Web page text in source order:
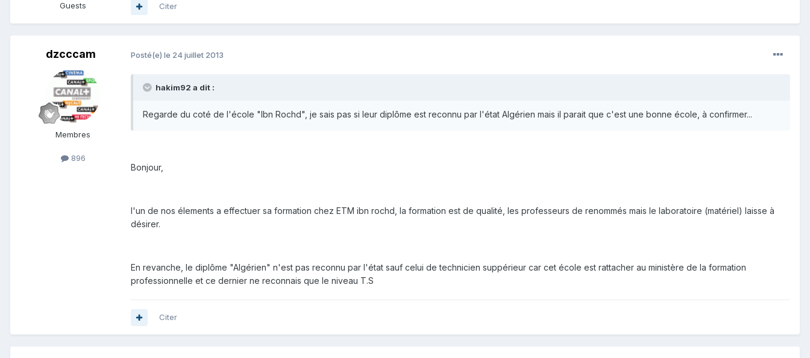
Guests Citer
dzcccam
Membres
896
Posté(e) le 24 juillet 2013
hakim92 a dit :
Regarde du coté de l'école "Ibn Rochd", je sais pas si leur diplôme est reconnu par l'état Algérien mais il parait que c'est une bonne école, à confirmer...
Bonjour,
l'un de nos élements a effectuer sa formation chez ETM ibn rochd, la formation est de qualité, les professeurs de renommés mais le laboratoire (matériel) laisse à
désirer.
En revanche, le diplôme "Algérien" n'est pas reconnu par l'état sauf celui de technicien suppérieur car cet école est rattacher au ministère de la formation
professionnelle et ce dernier ne reconnais que le niveau T.S
Citer